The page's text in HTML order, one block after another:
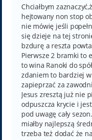
t
Chciałbym
hejtowany non stop
nie mówię jeśli
się dzieje na tej
bzdurę a reszta
Pierwsze 2 bramki to
to wina Ranoki do
zdaniem to bardziej
zapieprzać za
Jesus zresztą już nie
odpuszcza krycie i
pod uwagę cały
miałby najlepszą
trzeba też dodać że